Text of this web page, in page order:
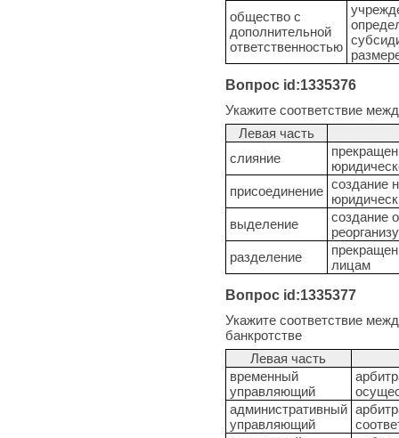
общество с
дополнительной
ответственностью
Вопрос id:1335376
Укажите соответствие
Левая часть
слияние
присоединение создание
выделение
создание
разделение
лицам
Вопрос id:1335377
Укажите соответствие
банкротстве
Левая часть
временный
управляющий
административный
управляющий